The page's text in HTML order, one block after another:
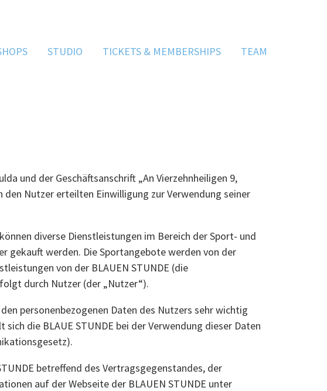
STUDIO TICKETS & MEMBERSHIPS TEAM
und der Geschäftsanschrift „An Vierzehnheiligen 9,
Nutzer erteilten Einwilligung zur Verwendung seiner
diverse Dienstleistungen im Bereich der Sport- und
gekauft werden. Die Sportangebote werden von der
von der BLAUEN STUNDE (die
durch Nutzer (der „Nutzer“).
personenbezogenen Daten des Nutzers sehr wichtig
die BLAUE STUNDE bei der Verwendung dieser Daten
betreffend des Vertragsgegenstandes, der
auf der Webseite der BLAUEN STUNDE unter